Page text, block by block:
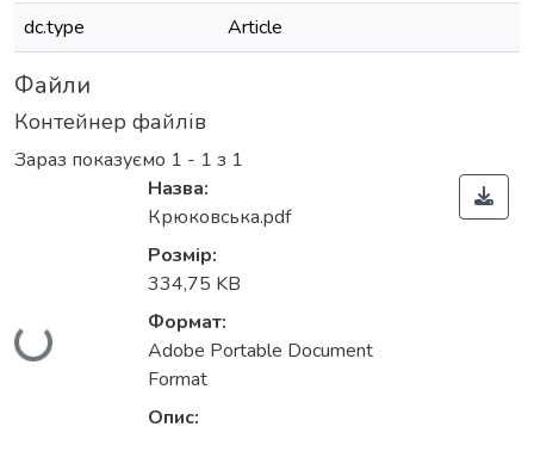
dc.type
Article
Файли
Контейнер файлів
Зараз показуємо 1 - 1 з 1
Вантажиться...
Назва:
Крюковська.pdf
Розмір:
334,75 KB
Формат:
Adobe Portable Document
Format
Опис: